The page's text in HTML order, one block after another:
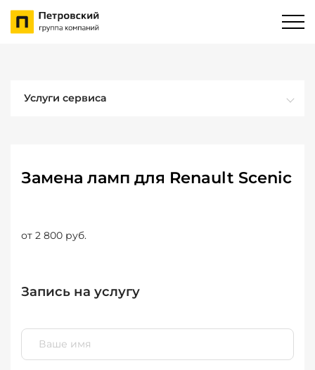
Услуги сервиса
Замена ламп для Renault Scenic
от 2 800 руб.
Запись на услугу